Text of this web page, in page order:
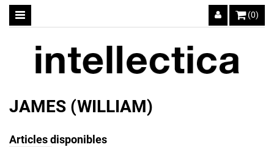
(0)
JAMES (WILLIAM)
Articles disponibles